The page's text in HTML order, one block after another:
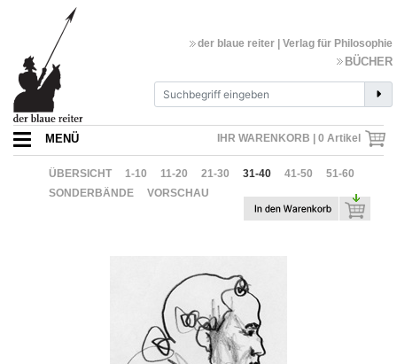
IHR WARENKORB | 0 Artikel
der blaue reiter | Verlag für Philosophie
BÜCHER
MENÜ
ÜBERSICHT 1-10 11-20 21-30 31-40 41-50
51-60
SONDERBÄNDE
VORSCHAU